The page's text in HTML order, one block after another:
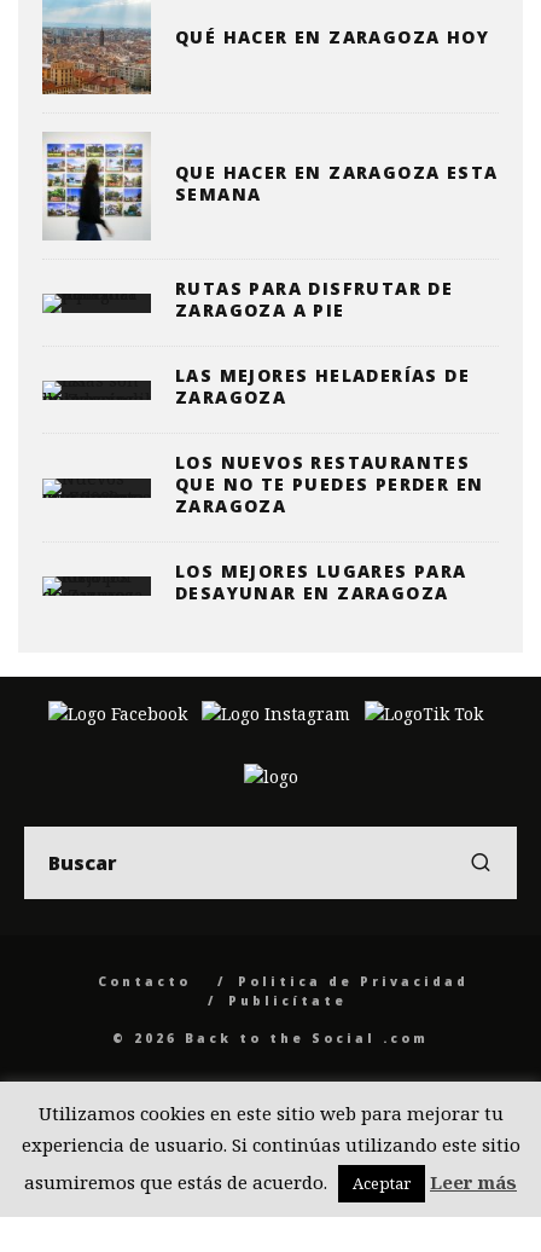
QUÉ HACER EN ZARAGOZA HOY
QUE HACER EN ZARAGOZA ESTA
SEMANA
RUTAS PARA DISFRUTAR DE
ZARAGOZA A PIE
LAS MEJORES HELADERÍAS DE
ZARAGOZA
LOS NUEVOS RESTAURANTES
QUE NO TE PUEDES PERDER EN
ZARAGOZA
LOS MEJORES LUGARES PARA
DESAYUNAR EN ZARAGOZA
Contacto
Politica de Privacidad
Publicítate
© 2026 Back to the Social .com
Utilizamos cookies en este sitio web para mejorar tu
experiencia de usuario. Si continúas utilizando este sitio
asumiremos que estás de acuerdo.
Aceptar Leer más